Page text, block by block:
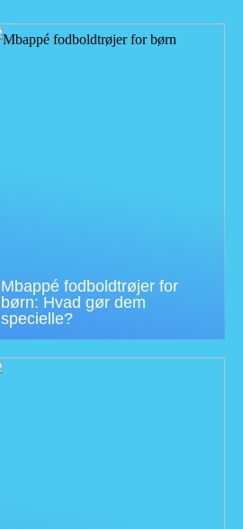
Mbappé fodboldtrøjer for
børn: Hvad gør dem
specielle?